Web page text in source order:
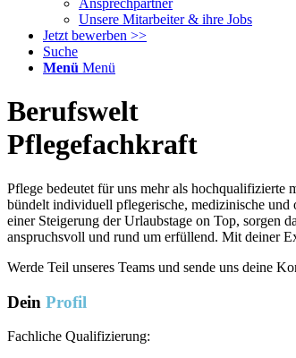
Ansprechpartner
Unsere Mitarbeiter & ihre Jobs
Jetzt bewerben >>
Suche
Menü Menü
Berufswelt
Pflegefachkraft
Pflege bedeutet für uns mehr als hochqualifizierte
bündelt individuell pflegerische, medizinische und
einer Steigerung der Urlaubstage on Top, sorgen
anspruchsvoll und rund um erfüllend. Mit deiner
Werde Teil unseres Teams und sende uns deine
Dein Profil
Fachliche Qualifizierung: